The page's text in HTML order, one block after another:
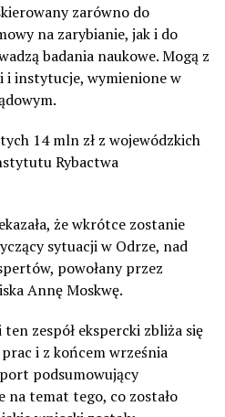
zarówno do
na zarybianie, jak i do
badania naukowe. Mogą z
i instytucje, wymienione w
14 mln zł z wojewódzkich
Rybactwa
że wkrótce zostanie
sytuacji w Odrze, nad
powołany przez
Annę Moskwę.
zespół ekspercki zbliża się
i z końcem września
podsumowujący
na temat tego, co zostało